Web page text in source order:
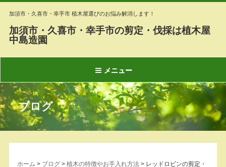
加須市・久喜市・幸手市 植木屋選びのお悩み解消します！
加須市・久喜市・幸手市の剪定・伐採は植木屋
中島造園
メニュー
ブログ
ホーム > ブログ >植木の特徴やお手入れ方法 > レッドロビンの剪定・